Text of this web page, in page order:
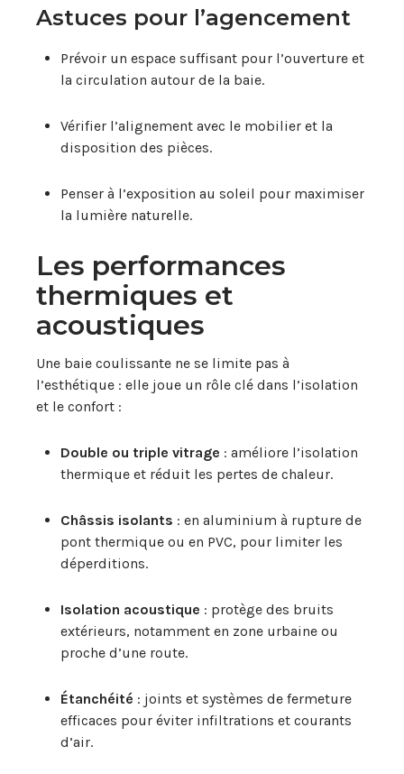
Astuces pour l’agencement
Prévoir un espace suffisant pour l’ouverture et
la circulation autour de la baie.
Vérifier l’alignement avec le mobilier et la
disposition des pièces.
Penser à l’exposition au soleil pour maximiser
la lumière naturelle.
Les performances
thermiques et
acoustiques
Une baie coulissante ne se limite pas à
l’esthétique : elle joue un rôle clé dans l’isolation
et le confort :
Double ou triple vitrage : améliore l’isolation
thermique et réduit les pertes de chaleur.
Châssis isolants : en aluminium à rupture de
pont thermique ou en PVC, pour limiter les
déperditions.
Isolation acoustique : protège des bruits
extérieurs, notamment en zone urbaine ou
proche d’une route.
Étanchéité : joints et systèmes de fermeture
efficaces pour éviter infiltrations et courants
d’air.